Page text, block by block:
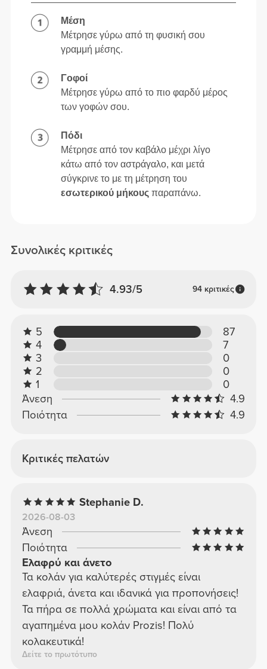
Συνολικές κριτικές
4.93/5 94 κριτικές
5
87
4
7
3
0
2
0
1
0
Άνεση
4.9
Ποιότητα
4.9
Κριτικές πελατών
Stephanie D.
2026-08-03
Άνεση
Ποιότητα
Ελαφρύ και άνετο
Τα κολάν για καλύτερές στιγμές είναι
ελαφριά, άνετα και ιδανικά για προπονήσεις!
Τα πήρα σε πολλά χρώματα και είναι από τα
αγαπημένα μου κολάν Prozis! Πολύ
κολακευτικά!
Δείτε το πρωτότυπο
Μέση
Μέτρησε γύρω από τη φυσική σου
γραμμή μέσης.
Γοφοί
Μέτρησε γύρω από το πιο φαρδύ μέρος
των γοφών σου.
Πόδι
Μέτρησε από τον καβάλο μέχρι λίγο
κάτω από τον αστράγαλο, και μετά
σύγκρινε το με τη μέτρηση του
εσωτερικού μήκους παραπάνω.